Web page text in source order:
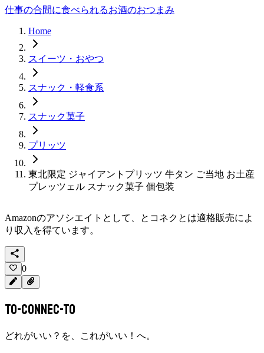
仕事の合間に食べられるお酒のおつまみ
Home
スイーツ・おやつ
スナック・軽食系
スナック菓子
プリッツ
東北限定 ジャイアントプリッツ 牛タン ご当地 お土産
プレッツェル スナック菓子 個包装
Amazonのアソシエイトとして、 とコネクと は適格販売によ
り収入を得ています。
0
To-Connec-TO
どれがいい？を、これがいい！へ。